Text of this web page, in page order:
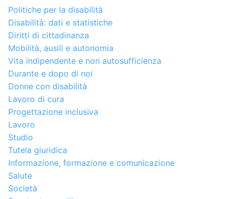
Politiche per la disabilità
Disabilità: dati e statistiche
Diritti di cittadinanza
Mobilità, ausili e autonomia
Vita indipendente e non autosufficienza
Durante e dopo di noi
Donne con disabilità
Lavoro di cura
Progettazione inclusiva
Lavoro
Studio
Tutela giuridica
Informazione, formazione e comunicazione
Salute
Società